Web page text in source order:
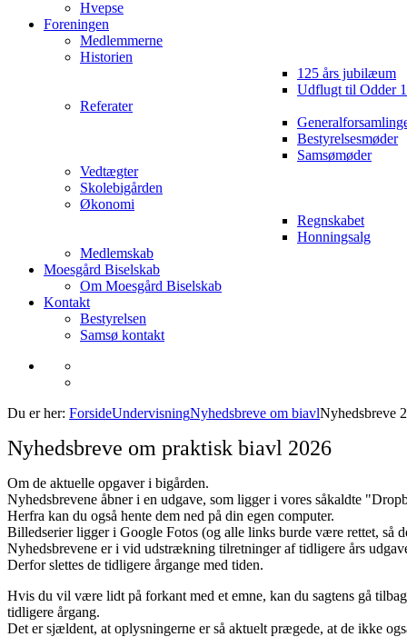
Hvepse
Foreningen
Medlemmerne
Historien
125 års jubilæum
Udflugt til Odder
Referater
Bestyrelsesmøder
Samsømøder
Vedtægter
Skolebigården
Økonomi
Regnskabet
Honningsalg
Medlemskab
Moesgård Biselskab
Om Moesgård Biselskab
Kontakt
Bestyrelsen
Samsø kontakt
Du er her: ForsideUndervisningNyhedsbreve om biavlNyhedsbreve
Nyhedsbreve om praktisk biavl 2026
Om de aktuelle opgaver i bigården.
Nyhedsbrevene åbner i en udgave, som ligger i vores såkaldte
Herfra kan du også hente dem ned på din egen computer.
Billedserier ligger i Google Fotos (og alle links burde være rettet, så
Nyhedsbrevene er i vid udstrækning tilretninger af tidligere års
Derfor slettes de tidligere årgange med tiden.
Hvis du vil være lidt på forkant med et emne, kan du sagtens gå
tidligere årgang.
Det er sjældent, at oplysningerne er så aktuelt prægede, at de ikke